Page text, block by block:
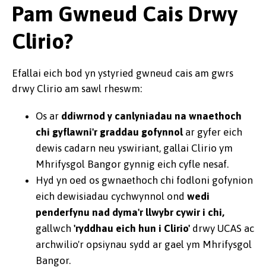
Pam Gwneud Cais Drwy
Clirio?
Efallai eich bod yn ystyried gwneud cais am gwrs
drwy Clirio am sawl rheswm:
Os ar ddiwrnod y canlyniadau na wnaethoch
chi gyflawni'r graddau gofynnolar gyfer eich
dewis cadarn neu yswiriant, gallai Clirio ym
Mhrifysgol Bangor gynnig eich cyfle nesaf.
Hyd yn oed os gwnaethoch chi fodloni gofynion
eich dewisiadau cychwynnol ond wedi
penderfynu nad dyma'r llwybr cywir i chi,
gallwch 'ryddhau eich hun i Clirio' drwy UCAS ac
archwilio'r opsiynau sydd ar gael ym Mhrifysgol
Bangor.